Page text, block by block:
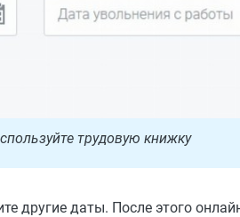
трудовую книжку
другие даты. После этого